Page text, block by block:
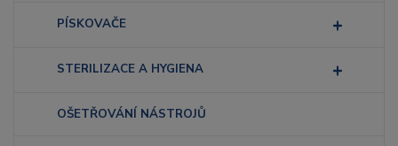
PÍSKOVAČE
STERILIZACE A HYGIENA
OŠETŘOVÁNÍ NÁSTROJŮ